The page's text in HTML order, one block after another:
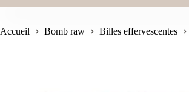
Accueil Bomb raw Billes effervescentes